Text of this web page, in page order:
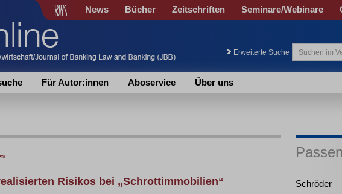
News Bücher Zeitschriften Seminare/Webinare
Erweiterte Suche
Für Autor:innen Aboservice Über uns
Risikos bei „Schrottimmobilien“
Schröder